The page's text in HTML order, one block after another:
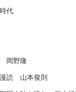
代
岡野隆
読 山本俊則